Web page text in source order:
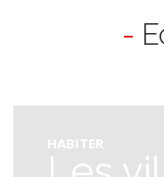
-
HABITER